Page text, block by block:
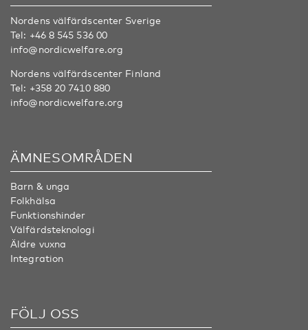
Nordens välfärdscenter Sverige
Tel: +46 8 545 536 00
info@nordicwelfare.org
Nordens välfärdscenter Finland
Tel: +358 20 7410 880
info@nordicwelfare.org
ÄMNESOMRÅDEN
Barn & unga
Folkhälsa
Funktionshinder
Välfärdsteknologi
Äldre vuxna
Integration
FÖLJ OSS